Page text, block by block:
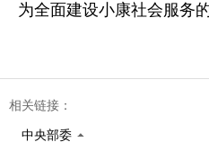
为全面建设小康社会服务的
相关链接：
中央部委